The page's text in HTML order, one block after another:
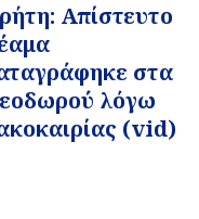
Απίστευτο
στα
λόγω
(vid)